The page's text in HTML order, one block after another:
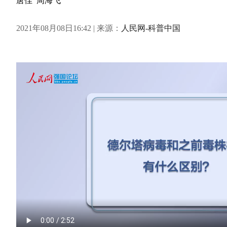
2021年08月08日16:42 | 来源： 人民网-科普中国